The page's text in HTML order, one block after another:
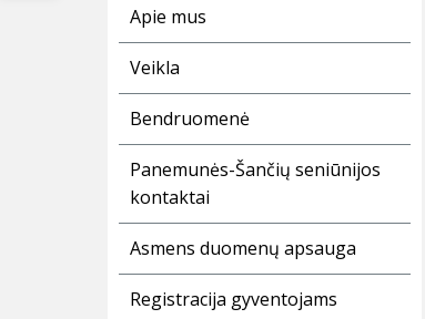
Apie mus
Veikla
Bendruomenė
Panemunės-Šančių seniūnijos
kontaktai
Asmens duomenų apsauga
Registracija gyventojams